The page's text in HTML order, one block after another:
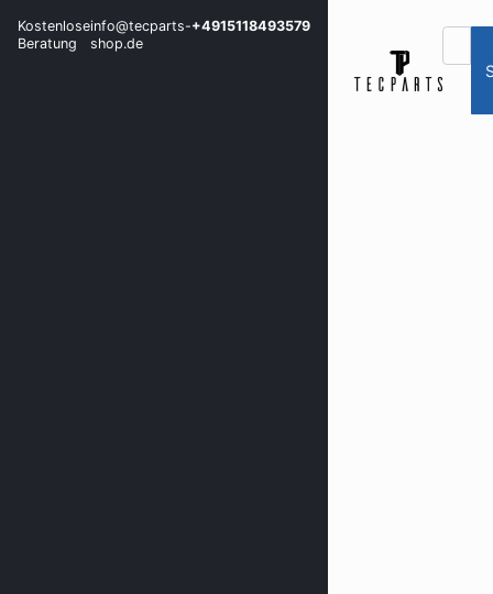
Kostenlose
Beratung
info@tecparts-
shop.de
+4915118493579